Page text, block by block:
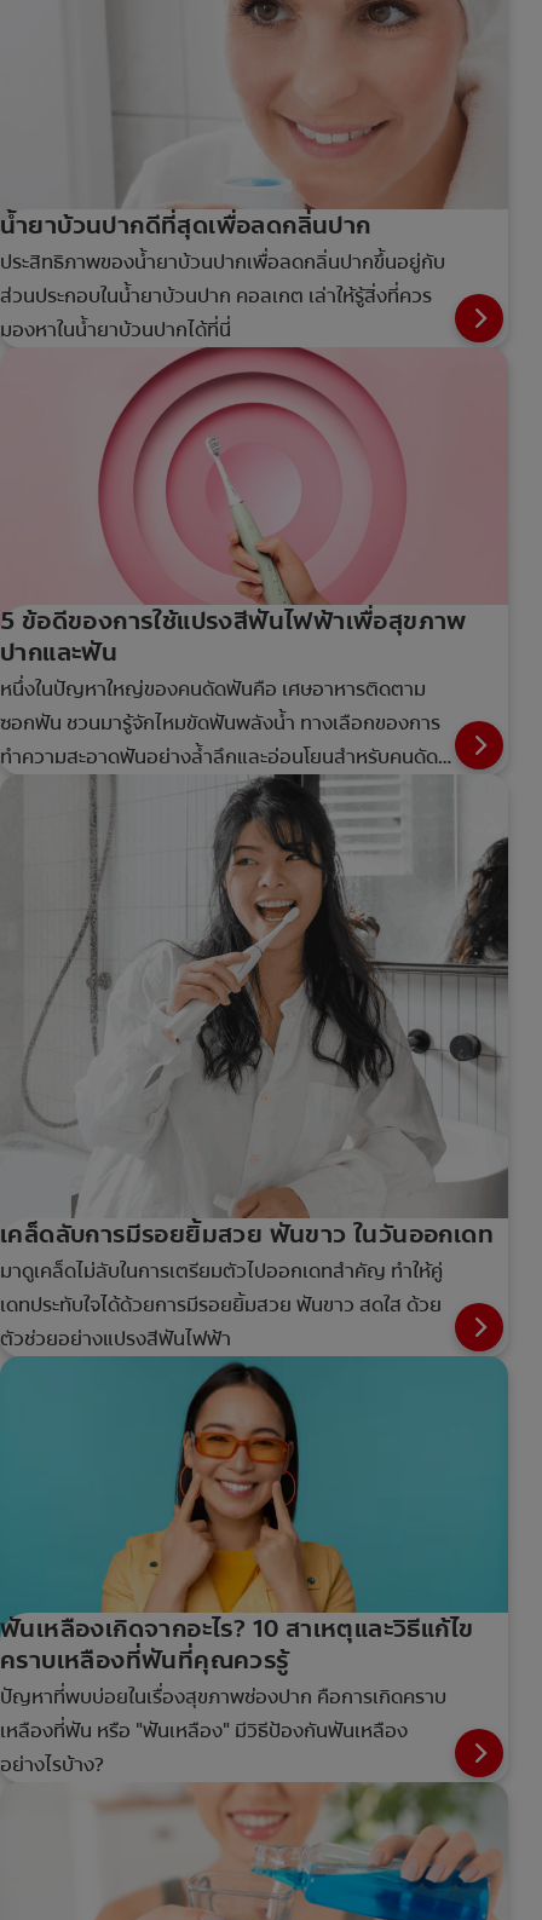
น้ำยาบ้วนปากดีที่สุดเพื่อลดกลิ่นปาก
ประสิทธิภาพของน้ำยาบ้วนปากเพื่อลดกลิ่นปากขึ้นอยู่กับ
ส่วนประกอบในน้ำยาบ้วนปาก คอลเกต เล่าให้รู้สิ่งที่ควร
มองหาในน้ำยาบ้วนปากได้ที่นี่
5 ข้อดีของการใช้แปรงสีฟันไฟฟ้าเพื่อสุขภาพ
ปากและฟัน
หนึ่งในปัญหาใหญ่ของคนดัดฟันคือ เศษอาหารติดตาม
ซอกฟัน ชวนมารู้จักไหมขัดฟันพลังน้ำ ทางเลือกของการ
ทำความสะอาดฟันอย่างล้ำลึกและอ่อนโยนสำหรับคนดัด
เคล็ดลับการมีรอยยิ้มสวย ฟันขาว ในวันออกเดท
มาดูเคล็ดไม่ลับในการเตรียมตัวไปออกเดทสำคัญ ทำให้คู่
เดทประทับใจได้ด้วยการมีรอยยิ้มสวย ฟันขาว สดใส ด้วย
ตัวช่วยอย่างแปรงสีฟันไฟฟ้า
ฟันเหลืองเกิดจากอะไร? 10 สาเหตุและวิธีแก้ไข
คราบเหลืองที่ฟันที่คุณควรรู้
ปัญหาที่พบบ่อยในเรื่องสุขภาพช่องปาก คือการเกิดคราบ
เหลืองที่ฟัน หรือ "ฟันเหลือง" มีวิธีป้องกันฟันเหลือง
อย่างไรบ้าง?